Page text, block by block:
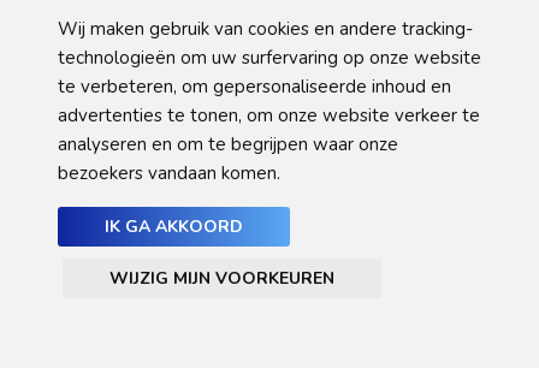
Wij maken gebruik van cookies en andere tracking-
technologieën om uw surfervaring op onze website
te verbeteren, om gepersonaliseerde inhoud en
advertenties te tonen, om onze website verkeer te
analyseren en om te begrijpen waar onze
bezoekers vandaan komen.
IK GA AKKOORD
WIJZIG MIJN VOORKEUREN